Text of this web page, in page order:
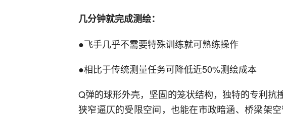
几分钟就完成测绘：
●飞手几乎不需要特殊训练就可熟练操作
●相比于传统测量任务可降低近50%测绘成本
Q弹的球形外壳，坚固的笼状结构，独特的专利抗
狭窄逼仄的受限空间，也能在市政暗涵、桥梁架